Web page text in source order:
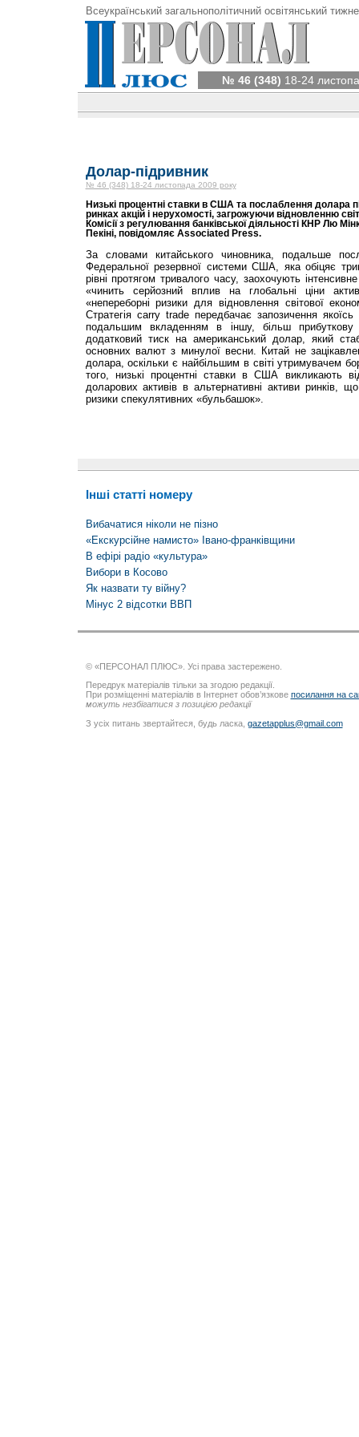
Всеукраїнський загальнополітичний освітянський
№ 46 (348) 18-24
Долар-підривник
№ 46 (348) 18-24 листопада 2009 року
Низькі процентні ставки в США та послаблення долара
ринках акцій і нерухомості, загрожуючи відновленню
Комісії з регулювання банківської діяльності КНР Лю
Пекіні, повідомляє Associated Press.
За словами китайського чиновника, подальше
Федеральної резервної системи США, яка обіцяє
рівні протягом тривалого часу, заохочують
«чинить серйозний вплив на глобальні ціни
«непереборні ризики для відновлення світової
Стратегія carry trade передбачає запозичення
подальшим вкладенням в іншу, більш
додатковий тиск на американський долар, який
основних валют з минулої весни. Китай не
долара, оскільки є найбільшим в світі утримувачем
того, низькі процентні ставки в США викликають
доларових активів в альтернативні активи ринків,
ризики спекулятивних «бульбашок».
Інші статті номеру
Вибачатися ніколи не пізно
«Екскурсійне намисто» Івано-франківщини
В ефірі радіо «культура»
Вибори в Косово
Як назвати ту війну?
Мінус 2 відсотки ВВП
© «ПЕРСОНАЛ ПЛЮС». Усі права застережено.
Передрук матеріалів тільки за згодою редакції.
При розміщенні матеріалів в Інтернет обов’язкове посилання на
можуть незбігатися з позицією редакції
З усіх питань звертайтеся, будь ласка, gazetapplus@gmail.com